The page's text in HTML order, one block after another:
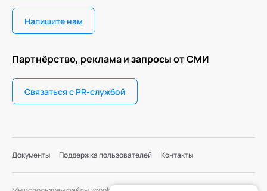
Напишите нам
Партнёрство, реклама и запросы от СМИ
Связаться с PR-службой
Документы Поддержка пользователей Контакты